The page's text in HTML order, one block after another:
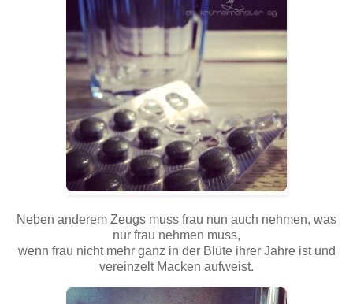
Neben anderem Zeugs muss frau nun auch nehmen, was
nur frau nehmen muss,
wenn frau nicht mehr ganz in der Blüte ihrer Jahre ist und
vereinzelt Macken aufweist.